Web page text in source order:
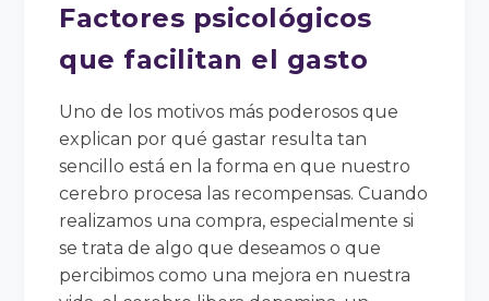
Factores psicológicos
que facilitan el gasto
Uno de los motivos más poderosos que
explican por qué gastar resulta tan
sencillo está en la forma en que nuestro
cerebro procesa las recompensas. Cuando
realizamos una compra, especialmente si
se trata de algo que deseamos o que
percibimos como una mejora en nuestra